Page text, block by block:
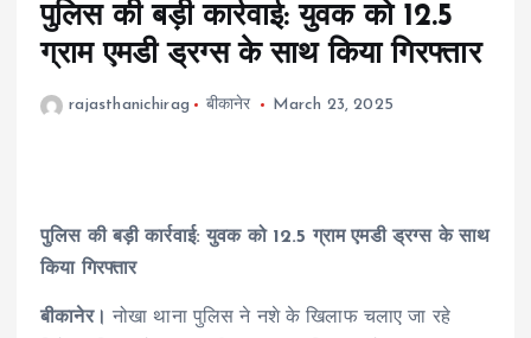
पुलिस की बड़ी कार्रवाई: युवक को 12.5
ग्राम एमडी ड्रग्स के साथ किया गिरफ्तार
rajasthanichirag बीकानेर March 23, 2025
पुलिस की बड़ी कार्रवाई: युवक को 12.5 ग्राम एमडी ड्रग्स के साथ
किया गिरफ्तार
बीकानेर। नोखा थाना पुलिस ने नशे के खिलाफ चलाए जा रहे